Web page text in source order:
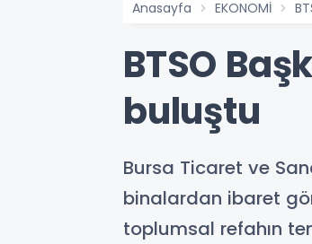
Anasayfa EKONOMİ
BTSO
buluştu
Bursa Ticaret ve
binalardan ibaret
toplumsal refahın